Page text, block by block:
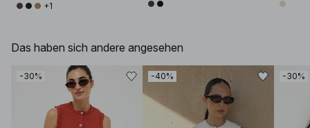
+1
Das haben sich andere angesehen
-30% -40% -30%